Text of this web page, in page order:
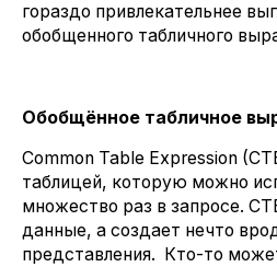
гораздо привлекательнее
обобщенного табличного
Обобщённое табличное
Common Table Expression
таблицей, которую можно
множество раз в запросе.
данные, а создает нечто
представления. Кто-то